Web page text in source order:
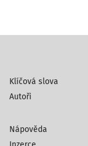
Klíčová slova
Autoři
Nápověda